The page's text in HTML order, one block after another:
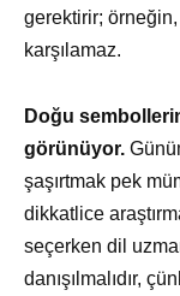
gerektirir;
karşılamaz.
Doğu
görünüyor.
şaşırtmak pek
dikkatlice
seçerken dil
danışılmalıdır,